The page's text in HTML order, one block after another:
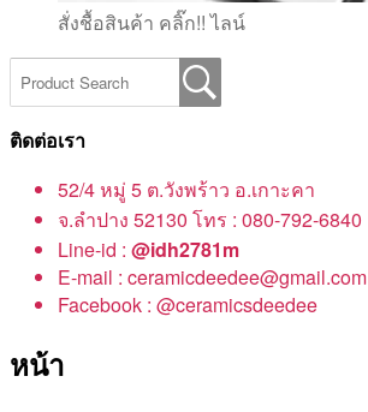
สั่งชื้อสินค้า คลิ๊ก!! ไลน์
ติดต่อเรา
52/4 หมู่ 5 ต.วังพร้าว อ.เกาะคา
จ.ลำปาง 52130 โทร : 080-792-6840
Line-id : @idh2781m
E-mail : ceramicdeedee@gmail.com
Facebook : @ceramicsdeedee
หน้า